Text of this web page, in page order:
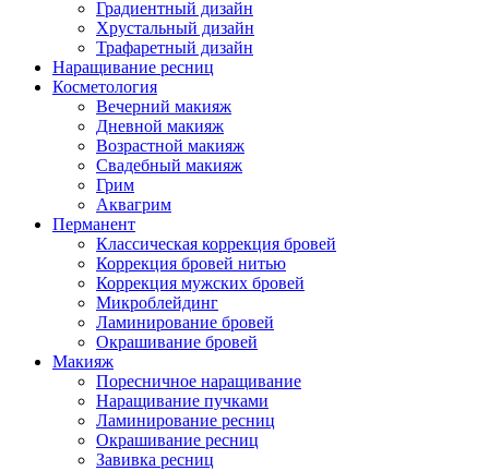
Градиентный дизайн
Хрустальный дизайн
Трафаретный дизайн
Наращивание ресниц
Косметология
Вечерний макияж
Дневной макияж
Возрастной макияж
Свадебный макияж
Грим
Аквагрим
Перманент
Классическая коррекция бровей
Коррекция бровей нитью
Коррекция мужских бровей
Микроблейдинг
Ламинирование бровей
Окрашивание бровей
Макияж
Поресничное наращивание
Наращивание пучками
Ламинирование ресниц
Окрашивание ресниц
Завивка ресниц